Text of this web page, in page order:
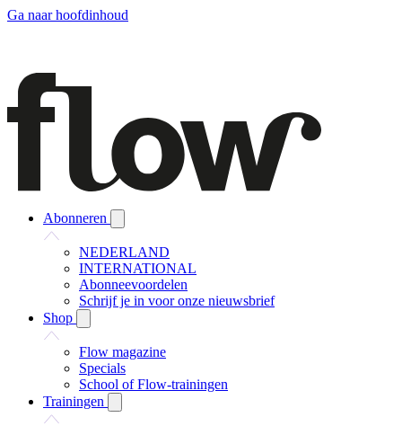
Ga naar hoofdinhoud
Abonneren
NEDERLAND
INTERNATIONAL
Abonneevoordelen
Schrijf je in voor onze nieuwsbrief
Shop
Flow magazine
Specials
School of Flow-trainingen
Trainingen